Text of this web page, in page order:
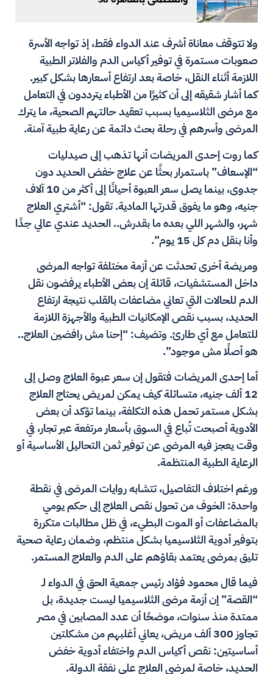
ولا تتوقف معاناة أشرف عند الدواء فقط، إذ تواجه الأسرة
صعوبات مستمرة في توفير أكياس الدم والفلاتر الطبية
اللازمة أثناء النقل، خاصة بعد ارتفاع أسعارها بشكل كبير.
كما أشار شقيقه إلى أن كثيرًا من الأطباء يترددون في التعامل
مع مرضى الثلاسيميا بسبب تعقيد حالتهم الصحية، ما يترك
المرضى وأسرهم في رحلة بحث دائمة عن رعاية طبية آمنة.
كما روت إحدى المريضات أنها تذهب إلى صيدليات
“الإسعاف” باستمرار بحثًا عن علاج خفض الحديد دون
جدوى، بينما يصل سعر العبوة أحيانًا إلى أكثر من 10 آلاف
جنيه، وهو ما يفوق قدرتها المادية. تقول: “أشتري العلاج
شهر، والشهر اللي بعده ما بقدرش.. الحديد عندي عالي جدًا
وأنا بنقل دم كل 15 يوم”.
ومريضة أخرى تحدثت عن أزمة مختلفة تواجه المرضى
داخل المستشفيات، قائلة إن بعض الأطباء يرفضون نقل
الدم للحالات التي تعاني مضاعفات بالقلب نتيجة ارتفاع
الحديد، بسبب نقص الإمكانيات الطبية والأجهزة اللازمة
للتعامل مع أي طارئ. وتضيف: “إحنا مش رافضين العلاج..
هو أصلًا مش موجود”.
أما إحدى المريضات فتقول إن سعر عبوة العلاج وصل إلى
12 ألف جنيه، متسائلة كيف يمكن لمريض يحتاج العلاج
بشكل مستمر تحمل هذه التكلفة، بينما تؤكد أن بعض
الأدوية أصبحت تُباع في السوق بأسعار مرتفعة عبر تجار، في
وقت يعجز فيه المرضى عن توفير ثمن التحاليل الأساسية أو
الرعاية الطبية المنتظمة.
ورغم اختلاف التفاصيل، تتشابه روايات المرضى في نقطة
واحدة: الخوف من تحول نقص العلاج إلى حكم يومي
بالمضاعفات أو الموت البطيء، في ظل مطالبات متكررة
بتوفير أدوية الثلاسيميا بشكل منتظم، وضمان رعاية صحية
تليق بمرضى يعتمد بقاؤهم على الدم والعلاج المستمر.
فيما قال محمود فؤاد رئيس جمعية الحق في الدواء لـ
“القصة” إن أزمة مرضى الثلاسيميا ليست جديدة، بل
ممتدة منذ سنوات، موضحًا أن عدد المصابين في مصر
تجاوز 300 ألف مريض، يعاني أغلبهم من مشكلتين
أساسيتين: نقص أكياس الدم واختفاء أدوية خفض
الحديد، خاصة لمرضى العلاج على نفقة الدولة.